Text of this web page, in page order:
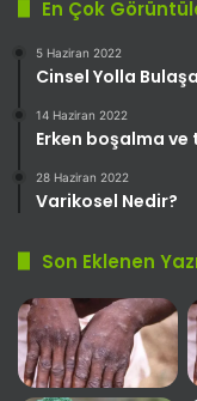
En Çok
5 Haziran 2022
Cinsel Yolla
14 Haziran 2022
Erken boşalma
28 Haziran 2022
Varikosel Nedir?
Son Eklenen